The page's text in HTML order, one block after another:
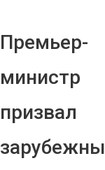
Премьер-
министр
призвал
зарубежны